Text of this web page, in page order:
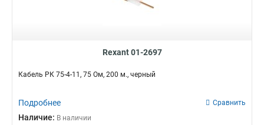
Rexant 01-2697
Кабель РК 75-4-11, 75 Ом, 200 м., черный
Подробнее Сравнить
Наличие: В наличии